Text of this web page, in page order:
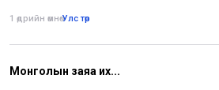
1 өдрийн өмнө•Улс төр
Монголын заяа их...